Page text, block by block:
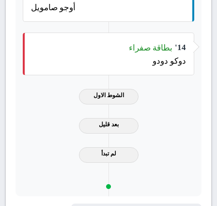
أوجو صامويل
14'
بطاقة صفراء
دوكو دودو
الشوط الاول
بعد قليل
لم تبدأ